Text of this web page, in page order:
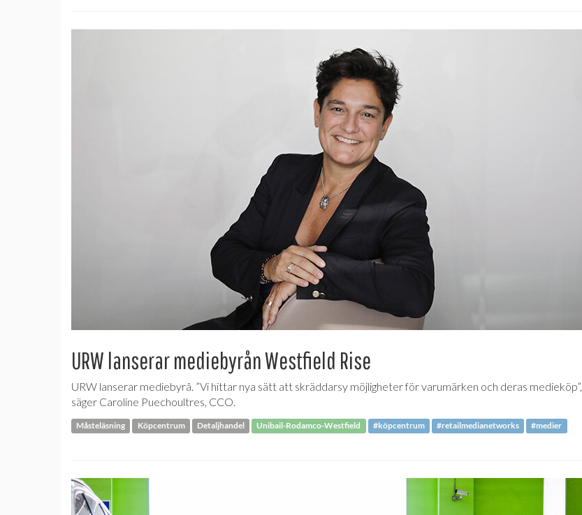
URW lanserar mediebyrån Westfield Rise
URW lanserar mediebyrå. ”Vi hittar nya sätt att skräddarsy möjligheter för varumärken och deras medieköp”,
säger Caroline Puechoultres, CCO.
Måsteläsning Köpcentrum Detaljhandel Unibail-Rodamco-Westfield #köpcentrum #retailmedianetworks #medier